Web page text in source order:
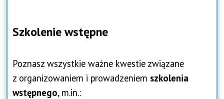
Szkolenie wstępne
Poznasz wszystkie ważne kwestie związane
z organizowaniem i prowadzeniem szkolenia
wstępnego, m.in.: